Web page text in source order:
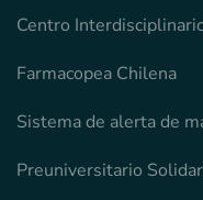
Centro
Farmacopea Chilena
Sistema de alerta de
Preuniversitario